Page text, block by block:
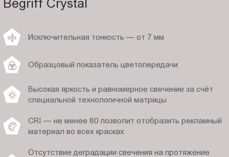
Begriff Crystal
Исключительная тонкость — от 7 мм
Образцовый показатель цветопередачи
Высокая яркость и равномерное свечение за счёт
специальной технологичной матрицы
CRI — не менее 80 позволит отобразить рекламный
материал во всех красках
Отсутствие деградации свечения на протяжение